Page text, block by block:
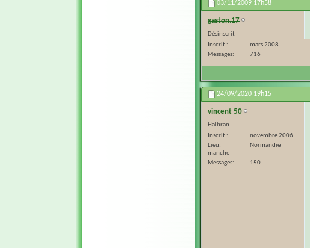
03/11/2009 17h58
gaston.17
Désinscrit
Inscrit
mars 2008
Messages
716
24/09/2020 19h15
vincent 50
Halbran
Inscrit
novembre 2006
Lieu
Normandie
manche
Messages
150